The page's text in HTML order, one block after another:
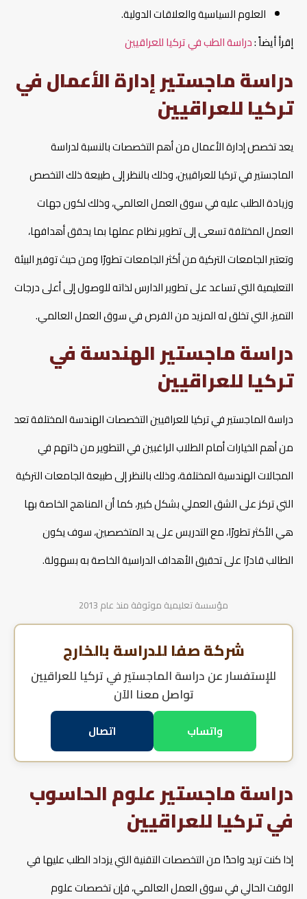
العلوم السياسية والعلاقات الدولية.
إقرأ أيضاً :دراسة الطب في تركيا للعراقيين
دراسة ماجستير إدارة الأعمال في
تركيا للعراقيين
يعد تخصص إدارة الأعمال من أهم التخصصات بالنسبة لدراسة
الماجستير في تركيا للعراقيين، وذلك بالنظر إلى طبيعة ذلك التخصص
وزيادة الطلب عليه في سوق العمل العالمي، وذلك لكون جهات
العمل المختلفة تسعى إلى تطوير نظام عملها بما يحقق أهدافها،
وتعتبر الجامعات التركية من أكثر الجامعات تطورًا ومن حيث توفير البيئة
التعليمية التي تساعد على تطوير الدارس لذاته للوصول إلى أعلى درجات
التميز، التي تخلق له المزيد من الفرص في سوق العمل العالمي.
دراسة ماجستير الهندسة في
تركيا للعراقيين
دراسة الماجستير في تركيا للعراقيين التخصصات الهندسة المختلفة تعد
من أهم الخيارات أمام الطلاب الراغبين في التطوير من ذاتهم في
المجالات الهندسية المختلفة، وذلك بالنظر إلى طبيعة الجامعات التركية
التي تركز على الشق العملي بشكل كبير، كما أن المناهج الخاصة بها
هي الأكثر تطورًا، مع التدريس على يد المتخصصين، سوف يكون
الطالب قادرًا على تحقيق الأهداف الدراسية الخاصة به بسهولة.
مؤسسة تعليمية موثوقة منذ عام 2013
شركة صفا للدراسة بالخارج
للإستفسار عندراسة الماجستير في تركيا للعراقيين
تواصل معنا الآن
واتساب اتصال
دراسة ماجستير علوم الحاسوب
في تركيا للعراقيين
إذا كنت تريد واحدًا من التخصصات التقنية التي يزداد الطلب عليها في
الوقت الحالي في سوق العمل العالمي، فإن تخصصات علوم